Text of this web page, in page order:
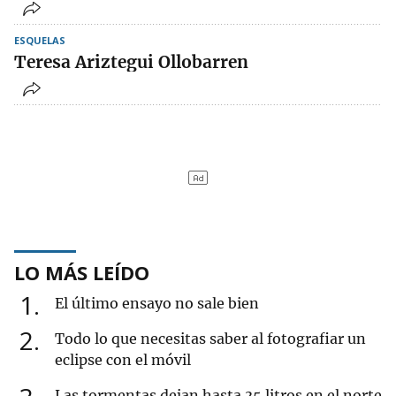
ESQUELAS
Teresa Ariztegui Ollobarren
LO MÁS LEÍDO
1 El último ensayo no sale bien
2
Todo lo que necesitas saber al fotografiar un
eclipse con el móvil